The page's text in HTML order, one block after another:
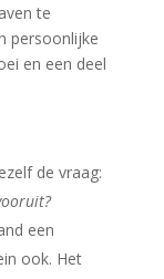
te
persoonlijke
en een deel
de vraag:
een
ook. Het